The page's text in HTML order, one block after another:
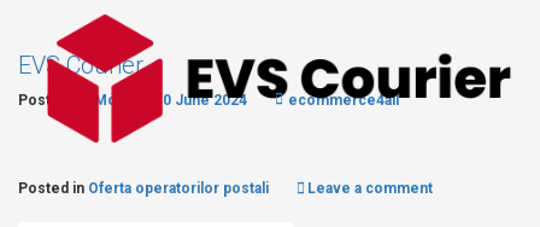
EVS Courier
Posted on Monday, 10 June 2024 ecommerce4all
Posted in Oferta operatorilor postali Leave a comment